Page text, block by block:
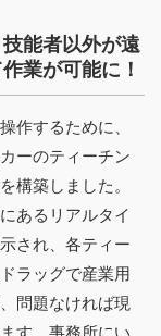
能者以外が遠
業が可能に！
作するために、
ーのティーチン
構築しました。
あるリアルタイ
され、各ティー
ラッグで産業用
問題なければ現